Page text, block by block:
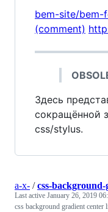
bem-site/bem-
(comment)
Здесь
сокращённой
css/stylus.
a-x- /css-
Last active January 26, 2019
css background gradient